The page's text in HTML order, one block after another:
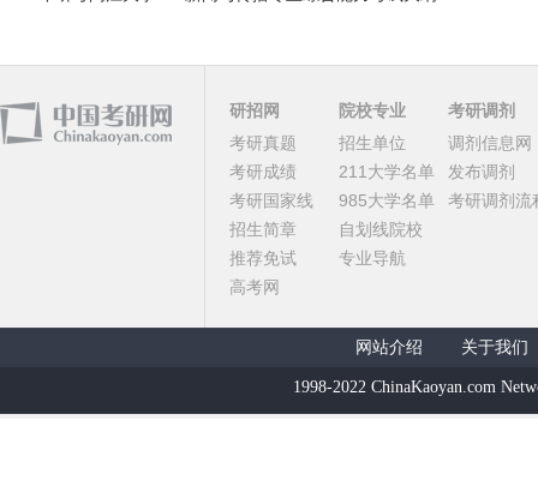
研招网
考研真题
考研成绩
考研国家线
招生简章
推荐免试
高考网
院校专业
招生单位
211大学名单
985大学名单
自划线院校
专业导航
考研调剂
调剂信息网
发布调剂
考研调剂流
网站介绍 关于我们
1998-2022 ChinaKaoyan.com